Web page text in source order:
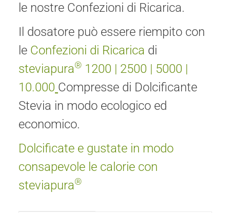
le nostre Confezioni di Ricarica.
Il dosatore può essere riempito con
le Confezioni di Ricarica di
steviapura® 1200 | 2500 | 5000 |
10.000 Compresse di Dolcificante
Stevia in modo ecologico ed
economico.
Dolcificate e gustate in modo
consapevole le calorie con
steviapura®